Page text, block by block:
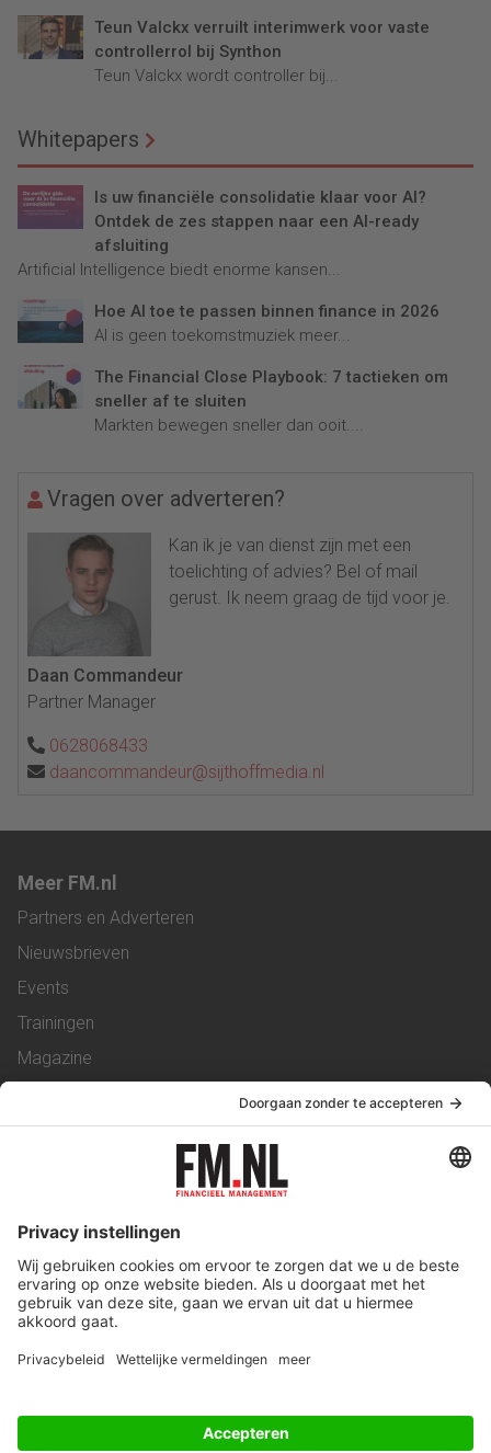
Teun Valckx verruilt interimwerk voor vaste
controllerrol bij Synthon
Teun Valckx wordt controller bij...
Whitepapers
Is uw financiële consolidatie klaar voor AI?
Ontdek de zes stappen naar een AI-ready
afsluiting
Artificial Intelligence biedt enorme kansen...
Hoe AI toe te passen binnen finance in 2026
AI is geen toekomstmuziek meer...
The Financial Close Playbook: 7 tactieken om
sneller af te sluiten
Markten bewegen sneller dan ooit....
Vragen over adverteren?
Kan ik je van dienst zijn met een
toelichting of advies? Bel of mail
gerust. Ik neem graag de tijd voor je.
Daan Commandeur
Partner Manager
0628068433
daancommandeur@sijthoffmedia.nl
Meer FM.nl
Partners en Adverteren
Nieuwsbrieven
Events
Trainingen
Magazine
Service & Contact
Werken bij ons
Privacy Statement
Algemene Voorwaarden